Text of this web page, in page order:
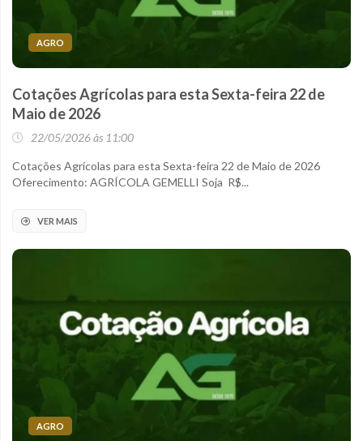
AGRO
Cotações Agrícolas para esta Sexta-feira 22 de
Maio de 2026
22/05/2026 às 11:00
Cotações Agrícolas para esta Sexta-feira 22 de Maio de 2026
Oferecimento: AGRÍCOLA GEMELLI Soja R$...
VER MAIS
AGRO